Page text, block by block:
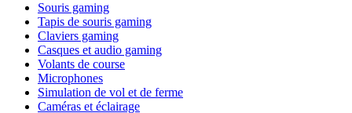
Souris gaming
Tapis de souris gaming
Claviers gaming
Casques et audio gaming
Volants de course
Microphones
Simulation de vol et de ferme
Caméras et éclairage